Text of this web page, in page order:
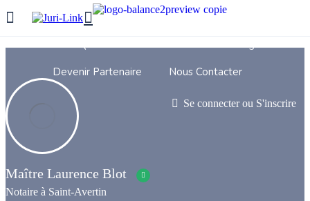
Accueil Qui Sommes Nous
Nos Avantages
Devenir Partenaire
Nous Contacter
Se connecter ou S'inscrire
Show Sidebar
Maître Laurence Blot
Notaire à Saint-Avertin